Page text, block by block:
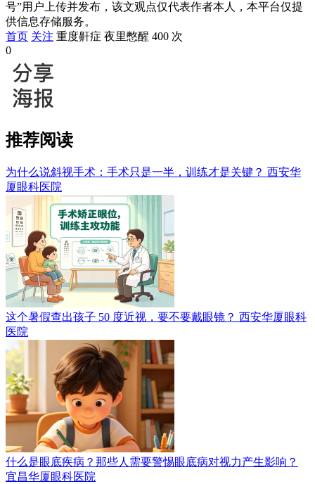
号”用户上传并发布，该文观点仅代表作者本人，本平台仅提
供信息存储服务。
首页 关注 重度鼾症 夜里憋醒 400 次
0
推荐阅读
为什么说斜视手术：手术只是一半，训练才是关键？ 西安华
厦眼科医院
这个暑假查出孩子 50 度近视，要不要戴眼镜？ 西安华厦眼科
医院
什么是眼底疾病？那些人需要警惕眼底病对视力产生影响？
宜昌华厦眼科医院